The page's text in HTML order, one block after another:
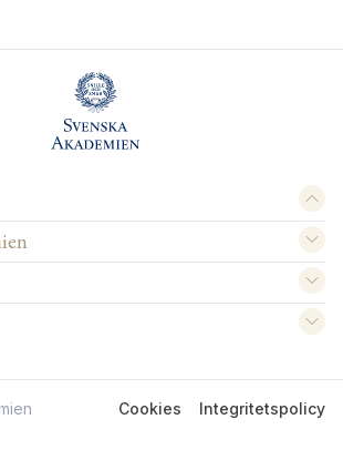
Cookies Integritetspolicy